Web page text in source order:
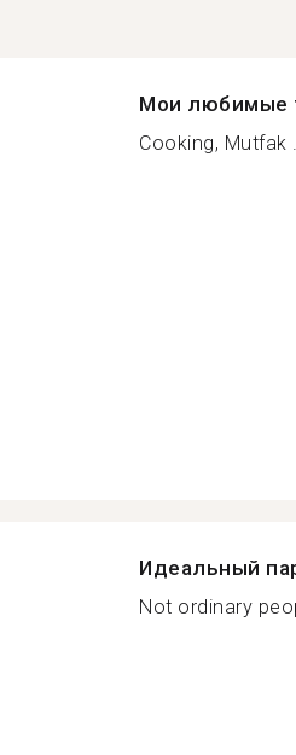
Мои любимые
Cooking, Mutfak
Идеальный
Not ordinary